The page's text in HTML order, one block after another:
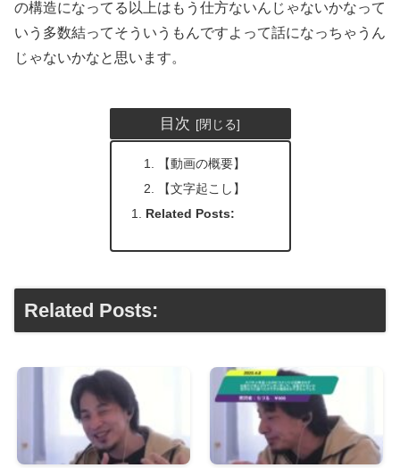
の構造になってる以上はもう仕方ないんじゃないかなって
いう多数結ってそういうもんですよって話になっちゃうん
じゃないかなと思います。
目次
【動画の概要】
【文字起こし】
Related Posts:
Related Posts: